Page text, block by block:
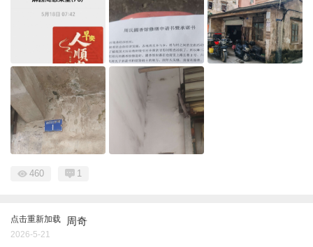
460 1
点击重新加载 周奇
2026-5-21